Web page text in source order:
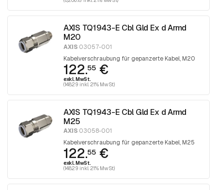
AXIS TQ1943-E Cbl Gld Ex d Armd
M20
AXIS 03057-001
Kabelverschraubung für gepanzerte Kabel, M20
122.55 €
exkl. MwSt.
(148.29 inkl. 21% MwSt)
AXIS TQ1943-E Cbl Gld Ex d Armd
M25
AXIS 03058-001
Kabelverschraubung für gepanzerte Kabel, M25
122.55 €
exkl. MwSt.
(148.29 inkl. 21% MwSt)